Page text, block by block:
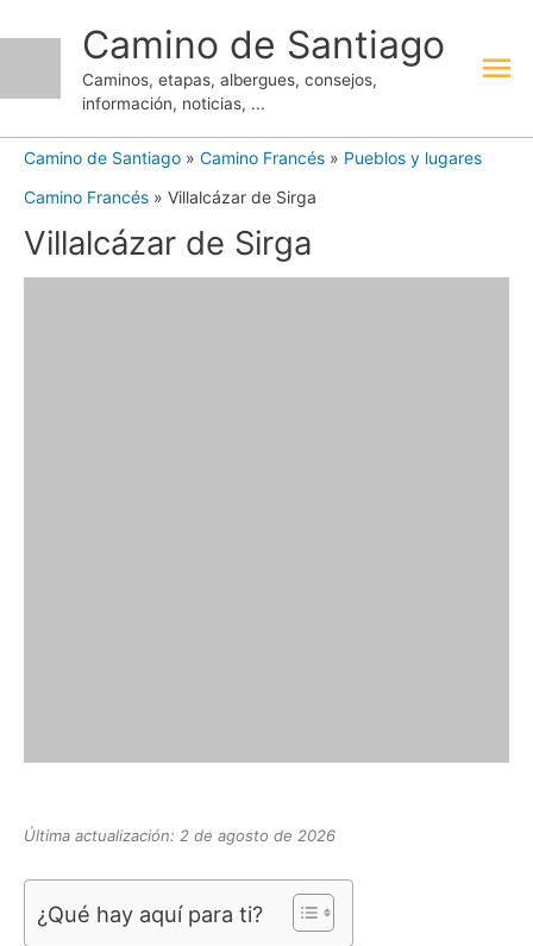
contenido
Camino de Santiago
Caminos, etapas, albergues, consejos,
información, noticias, ...
Camino de Santiago » Camino Francés » Pueblos y lugares
Camino Francés » Villalcázar de Sirga
Villalcázar de Sirga
Última actualización: 2 de agosto de 2026
¿Qué hay aquí para ti?